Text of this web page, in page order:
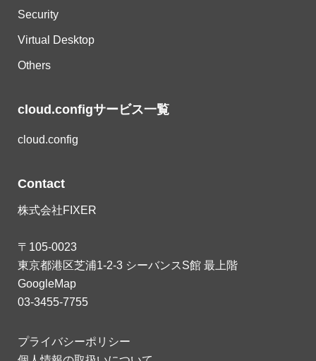
Security
Virtual Desktop
Others
cloud.configサービス一覧
cloud.config
Contact
株式会社FIXER
〒105-0023
東京都港区芝浦1-2-3 シーバンスS館 最上階
GoogleMap
03-3455-7755
プライバシーポリシー